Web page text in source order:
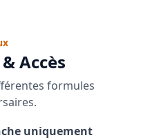
Accès
formules
uniquement